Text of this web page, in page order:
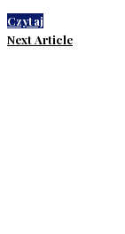
Czytaj
Next Article